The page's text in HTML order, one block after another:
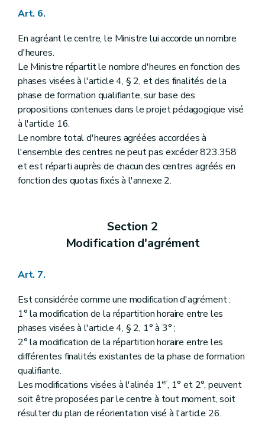
Art. 6.
En agréant le centre, le Ministre lui accorde un nombre
d'heures.
Le Ministre répartit le nombre d'heures en fonction des
phases visées à l'article 4, § 2, et des finalités de la
phase de formation qualifiante, sur base des
propositions contenues dans le projet pédagogique visé
à l'article 16.
Le nombre total d'heures agréées accordées à
l'ensemble des centres ne peut pas excéder 823.358
et est réparti auprès de chacun des centres agréés en
fonction des quotas fixés à l'annexe 2.
Section 2
Modification d'agrément
Art. 7.
Est considérée comme une modification d'agrément :
1° la modification de la répartition horaire entre les
phases visées à l'article 4, § 2, 1° à 3° ;
2° la modification de la répartition horaire entre les
différentes finalités existantes de la phase de formation
qualifiante.
Les modifications visées à l'alinéa 1er, 1° et 2°, peuvent
soit être proposées par le centre à tout moment, soit
résulter du plan de réorientation visé à l'article 26.